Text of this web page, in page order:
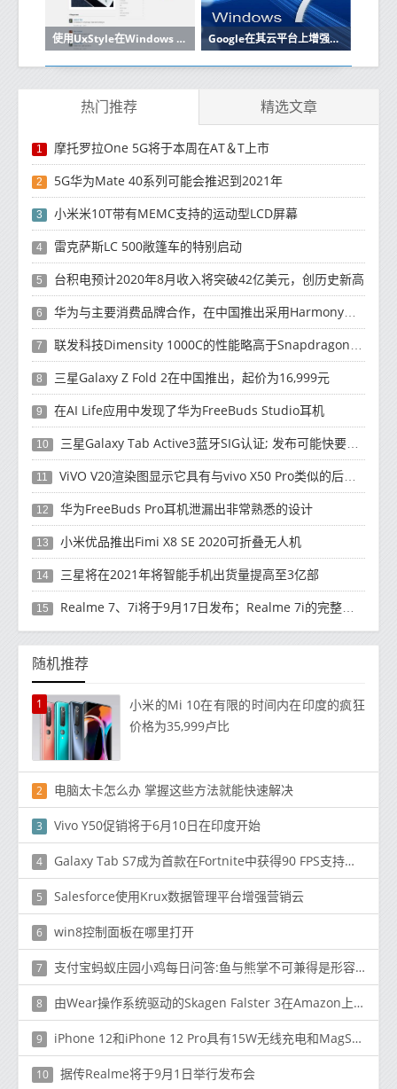
使用UxStyle在Windows 7上安装应用自定义主题 Google在其云平台上增强了对Windows的支持
热门推荐 精选文章
1 摩托罗拉One 5G将于本周在AT＆T上市
2 5G华为Mate 40系列可能会推迟到2021年
3 小米米10T带有MEMC支持的运动型LCD屏幕
4 雷克萨斯LC 500敞篷车的特别启动
5 台积电预计2020年8月收入将突破42亿美元，创历史新高
6 华为与主要消费品牌合作，在中国推出采用HarmonyOS 2.0的智能家居产品
7 联发科技Dimensity 1000C的性能略高于Snapdragon 765G
8 三星Galaxy Z Fold 2在中国推出，起价为16,999元
9 在AI Life应用中发现了华为FreeBuds Studio耳机
10 三星Galaxy Tab Active3蓝牙SIG认证; 发布可能快要结束了
11 ViVO V20渲染图显示它具有与vivo X50 Pro类似的后部设计
12 华为FreeBuds Pro耳机泄漏出非常熟悉的设计
13 小米优品推出Fimi X8 SE 2020可折叠无人机
14 三星将在2021年将智能手机出货量提高至3亿部
15 Realme 7、7i将于9月17日发布；Realme 7i的完整规格并导致泄漏
随机推荐
1
小米的Mi 10在有限的时间内在印度的疯狂
价格为35,999卢比
2 电脑太卡怎么办 掌握这些方法就能快速解决
3 Vivo Y50促销将于6月10日在印度开始
4 Galaxy Tab S7成为首款在Fortnite中获得90 FPS支持的Android平板电脑
5 Salesforce使用Krux数据管理平台增强营销云
6 win8控制面板在哪里打开
7 支付宝蚂蚁庄园小鸡每日问答:鱼与熊掌不可兼得是形容理财
8 由Wear操作系统驱动的Skagen Falster 3在Amazon上已预订
9 iPhone 12和iPhone 12 Pro具有15W无线充电和MagSafe充电器
10 据传Realme将于9月1日举行发布会